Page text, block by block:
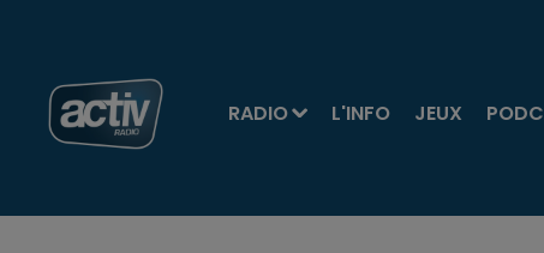
RADIO L'INFO JEUX